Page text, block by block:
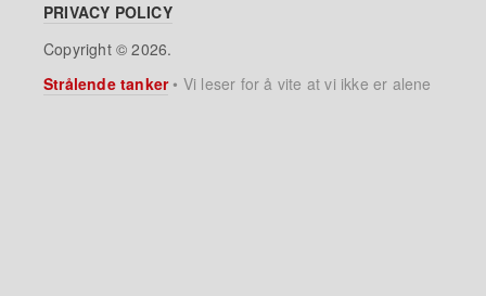
PRIVACY POLICY
Copyright © 2026.
Strålende tanker• Vi leser for å vite at vi ikke er alene